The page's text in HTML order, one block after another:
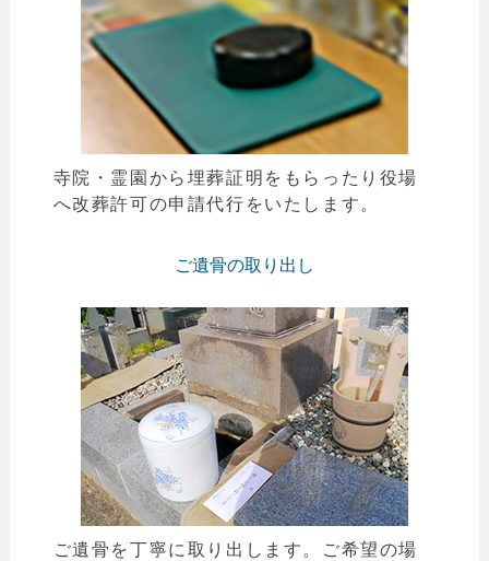
寺院・霊園から埋葬証明をもらったり役場
へ改葬許可の申請代行をいたします。
ご遺骨の取り出し
ご遺骨を丁寧に取り出します。ご希望の場